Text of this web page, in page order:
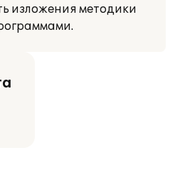
изложения методики